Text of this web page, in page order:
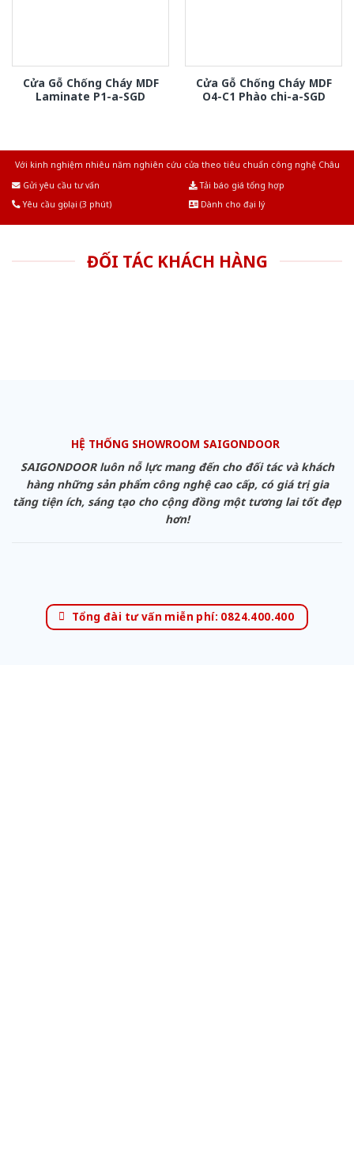
Cửa Gỗ Chống Cháy MDF
Laminate P1-a-SGD
Cửa Gỗ Chống Cháy MDF
O4-C1 Phào chi-a-SGD
Với kinh nghiệm nhiêu năm nghiên cứu cửa theo tiêu chuẩn công nghệ Châu
Gửi yêu cầu tư vấn
Tải báo giá tổng hợp
Yêu cầu gọi lại (3 phút)
Dành cho đại lý
ĐỐI TÁC KHÁCH HÀNG
HỆ THỐNG SHOWROOM SAIGONDOOR
SAIGONDOOR luôn nỗ lực mang đến cho đối tác và khách
hàng những sản phẩm công nghệ cao cấp, có giá trị gia
tăng tiện ích, sáng tạo cho cộng đồng một tương lai tốt đẹp
hơn!
Tổng đài tư vấn miễn phí: 0824.400.400